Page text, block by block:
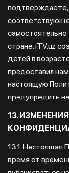
подтверждаете,
самостоятельно
стране. iTV.uz
детей в
предоставил
настоящую
предупредить
13.
13.1. Настоящая
время от